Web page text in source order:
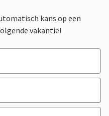
kans op een
vakantie!